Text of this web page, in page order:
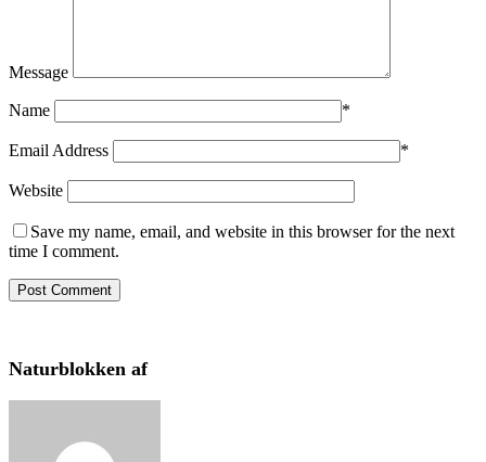
Message
Name *
Email Address *
Website
Save my name, email, and website in this browser for the next
time I comment.
Naturblokken af